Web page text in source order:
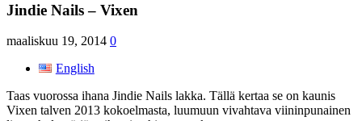
Jindie Nails – Vixen
maaliskuu 19, 2014 0
English
Taas vuorossa ihana Jindie Nails lakka. Tällä kertaa se on kaunis
Vixen talven 2013 kokoelmasta, luumuun vivahtava viininpunainen